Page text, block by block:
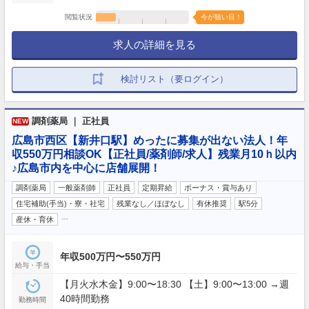
閲覧状況 今が狙い目！
求人の詳細を見る
検討リスト（要ログイン）
NEW 調剤薬局 ｜ 正社員
広島市西区【新井口駅】めったに募集が出ない法人！年
収550万円相談OK【正社員/薬剤師/求人】残業月10ｈ以内
♪広島市内を中心に店舗展開！
調剤薬局 一般薬剤師 正社員 定期昇給
ボーナス・賞与あり
住宅補助(手当)・寮・社宅
残業なし／ほぼなし 有休推奨
駅5分
産休・育休
給与・手当
年収500万円〜550万円
勤務時間
【月火水木金】9:00〜18:30 【土】9:00〜13:00 →週
40時間勤務